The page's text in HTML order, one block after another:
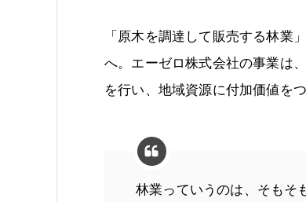
「原木を調達して販売する林業
へ。エーゼロ株式会社の事業は
を行い、地域資源に付加価値を
林業っていうのは、そもそ